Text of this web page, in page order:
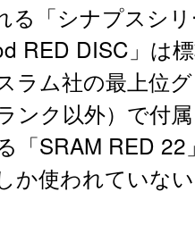
る「シナプスシ
RED DISC」は
ラム社の最上位
ンク以外）で付
「SRAM RED
か使われていな